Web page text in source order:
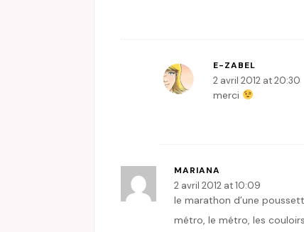
E-ZABEL
2 avril 2012 at 20:30
merci
MARIANA
2 avril 2012 at 10:09
le marathon d’une
métro, le métro, les